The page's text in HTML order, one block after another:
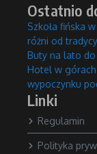
Ostatnio
Szkoła fińska
różni od
Buty na lato
Hotel w
wypoczynku
Linki
Regulamin
Polityka